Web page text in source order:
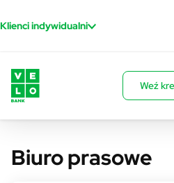
Klienci indywidualni
Weź
Biuro prasowe